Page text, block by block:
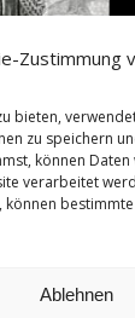
Zustimmung
bieten,
zu speichern
können
verarbeitet
Ablehnen